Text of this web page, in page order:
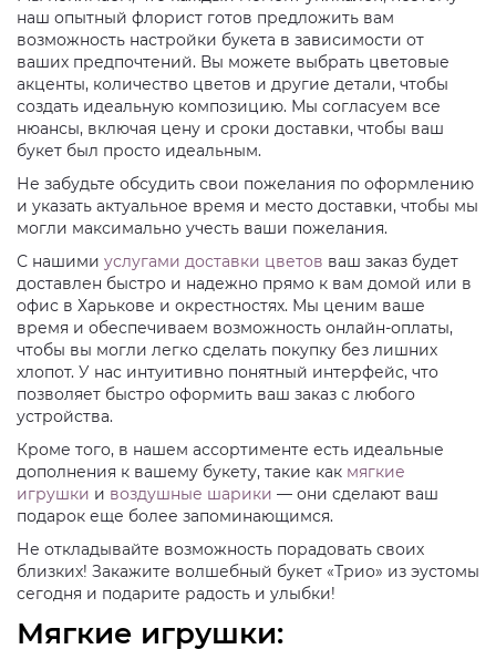
наш опытный флорист готов предложить вам
возможность настройки букета в зависимости от
ваших предпочтений. Вы можете выбрать цветовые
акценты, количество цветов и другие детали, чтобы
создать идеальную композицию. Мы согласуем все
нюансы, включая цену и сроки доставки, чтобы ваш
букет был просто идеальным.
Не забудьте обсудить свои пожелания по оформлению
и указать актуальное время и место доставки, чтобы мы
могли максимально учесть ваши пожелания.
С нашими услугами доставки цветов ваш заказ будет
доставлен быстро и надежно прямо к вам домой или в
офис в Харькове и окрестностях. Мы ценим ваше
время и обеспечиваем возможность онлайн-оплаты,
чтобы вы могли легко сделать покупку без лишних
хлопот. У нас интуитивно понятный интерфейс, что
позволяет быстро оформить ваш заказ с любого
устройства.
Кроме того, в нашем ассортименте есть идеальные
дополнения к вашему букету, такие как мягкие
игрушки и воздушные шарики — они сделают ваш
подарок еще более запоминающимся.
Не откладывайте возможность порадовать своих
близких! Закажите волшебный букет «Трио» из эустомы
сегодня и подарите радость и улыбки!
Мягкие игрушки: